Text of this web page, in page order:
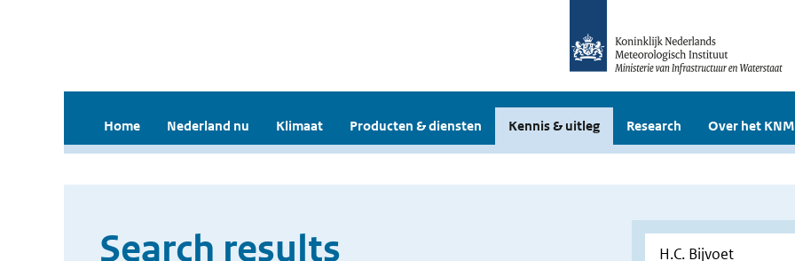
Home Nederland nu Klimaat Producten & diensten Kennis & uitleg Research Over het
Search results